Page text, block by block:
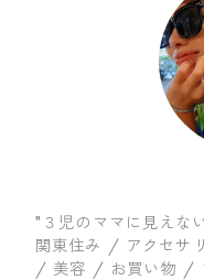
"３児のママに見えな
関東住み / アクセサ
/ 美容 / お買い物 /